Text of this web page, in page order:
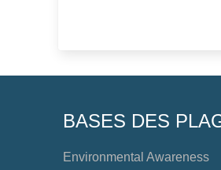
BASES DES
Environmental Awareness